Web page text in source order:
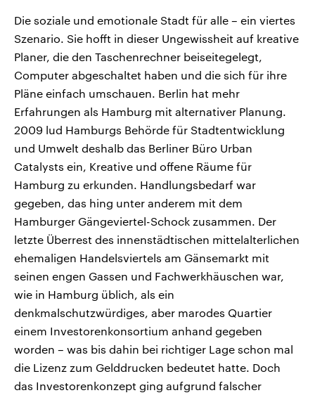
Die soziale und emotionale Stadt für alle – ein viertes
Szenario. Sie hofft in dieser Ungewissheit auf kreative
Planer, die den Taschenrechner beiseitegelegt,
Computer abgeschaltet haben und die sich für ihre
Pläne einfach umschauen. Berlin hat mehr
Erfahrungen als Hamburg mit alternativer Planung.
2009 lud Hamburgs Behörde für Stadtentwicklung
und Umwelt deshalb das Berliner Büro Urban
Catalysts ein, Kreative und offene Räume für
Hamburg zu erkunden. Handlungsbedarf war
gegeben, das hing unter anderem mit dem
Hamburger Gängeviertel-Schock zusammen. Der
letzte Überrest des innenstädtischen mittelalterlichen
ehemaligen Handelsviertels am Gänsemarkt mit
seinen engen Gassen und Fachwerkhäuschen war,
wie in Hamburg üblich, als ein
denkmalschutzwürdiges, aber marodes Quartier
einem Investorenkonsortium anhand gegeben
worden – was bis dahin bei richtiger Lage schon mal
die Lizenz zum Gelddrucken bedeutet hatte. Doch
das Investorenkonzept ging aufgrund falscher